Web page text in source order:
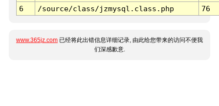
6
/source/class/jzmysql.class.php 76
www.365jz.com 已经将此出错信息详细记录, 由此给您带来的访问不便我
们深感歉意.